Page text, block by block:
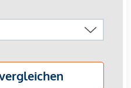
mittels
und 1. Dachgeschoss
in Eiche